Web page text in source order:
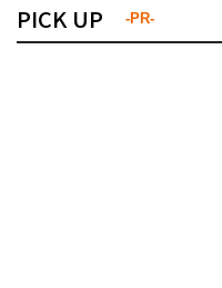
PICK UP -PR-